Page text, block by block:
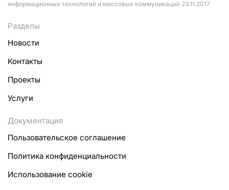
информационных технологий и массовых коммуникаций 23.11.2017
Разделы
Новости
Контакты
Проекты
Услуги
Документация
Пользовательское соглашение
Политика конфиденциальности
Использование cookie